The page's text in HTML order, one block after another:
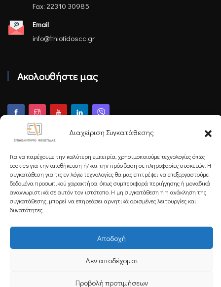
Διαχείριση Συγκατάθεσης
Για να παρέχουμε την καλύτερη εμπειρία, χρησιμοποιούμε τεχνολογίες όπως
cookies για την αποθήκευση ή/και την πρόσβαση σε πληροφορίες συσκευών. Η
συγκατάθεση για τις εν λόγω τεχνολογίες θα μας επιτρέψει να επεξεργαστούμε
δεδομένα προσωπικού χαρακτήρα, όπως συμπεριφορά περιήγησης ή μοναδικά
αναγνωριστικά σε αυτόν τον ιστότοπο. Η μη συγκατάθεση ή η ανάκληση της
συγκατάθεσης, μπορεί να επηρεάσει αρνητικά ορισμένες λειτουργίες και
δυνατότητες.
Αποδοχή
Δεν αποδέχομαι
Προβολή προτιμήσεων
Fax: 22310 30985
Email
info@fthiotidoscc.gr
Ακολουθήστε μας
Εγγραφείτε στο Newsletter μας
Εγγραφή
Copyright 2025 Powered by